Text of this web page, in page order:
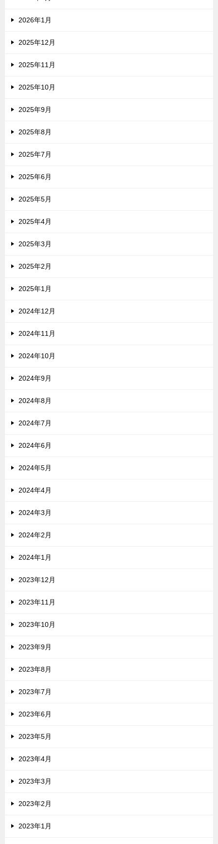
2026年1月
2025年12月
2025年11月
2025年10月
2025年9月
2025年8月
2025年7月
2025年6月
2025年5月
2025年4月
2025年3月
2025年2月
2025年1月
2024年12月
2024年11月
2024年10月
2024年9月
2024年8月
2024年7月
2024年6月
2024年5月
2024年4月
2024年3月
2024年2月
2024年1月
2023年12月
2023年11月
2023年10月
2023年9月
2023年8月
2023年7月
2023年6月
2023年5月
2023年4月
2023年3月
2023年2月
2023年1月